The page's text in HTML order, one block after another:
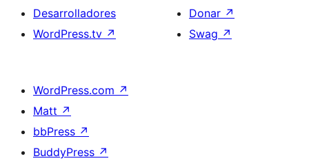
Desarrolladores
WordPress.tv ↗
Donar ↗
Swag ↗
WordPress.com ↗
Matt ↗
bbPress ↗
BuddyPress ↗